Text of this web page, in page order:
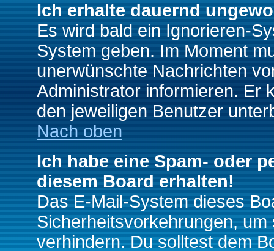
Ich erhalte dauernd
Es wird bald ein Ignorieren-
System geben. Im Moment
unerwünschte Nachrichten
Administrator informieren. Er
den jeweiligen Benutzer
Nach oben
Ich habe eine Spam- oder
diesem Board erhalten!
Das E-Mail-System dieses
Sicherheitsvorkehrungen,
verhindern. Du solltest dem